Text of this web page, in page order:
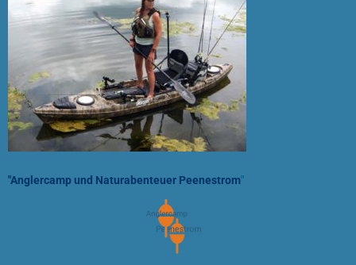
"Anglercamp und Naturabenteuer Peenestrom"